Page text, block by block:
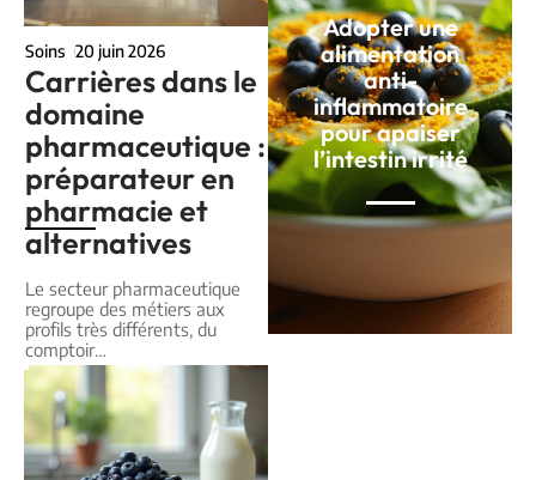
Soins 20 juin 2026
Carrières dans le
domaine
pharmaceutique :
préparateur en
pharmacie et
alternatives
Le secteur pharmaceutique
regroupe des métiers aux
profils très différents, du
comptoir…
Adopter une
alimentation
anti-
inflammatoire
pour apaiser
l’intestin irrité